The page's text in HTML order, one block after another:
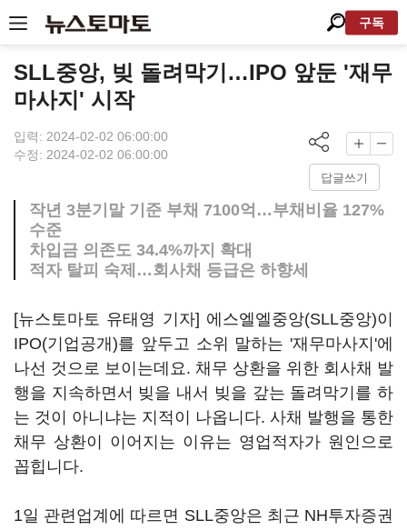
구독
SLL중앙, 빚 돌려막기…IPO 앞둔 '재무
마사지' 시작
입력: 2024-02-02 06:00:00
수정: 2024-02-02 06:00:00
답글쓰기
작년 3분기말 기준 부채 7100억…부채비율 127%
수준
차입금 의존도 34.4%까지 확대
적자 탈피 숙제…회사채 등급은 하향세
[뉴스토마토 유태영 기자] 에스엘엘중앙(SLL중앙)이
IPO(기업공개)를 앞두고 소위 말하는 '재무마사지'에
나선 것으로 보이는데요. 채무 상환을 위한 회사채 발
행을 지속하면서 빚을 내서 빚을 갚는 돌려막기를 하
는 것이 아니냐는 지적이 나옵니다. 사채 발행을 통한
채무 상환이 이어지는 이유는 영업적자가 원인으로
꼽힙니다.
1일 관련업계에 따르면 SLL중앙은 최근 NH투자증권